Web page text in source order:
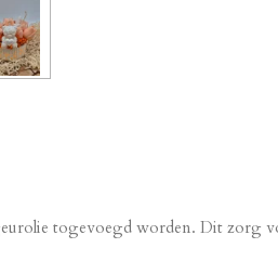
togevoegd worden. Dit zorg